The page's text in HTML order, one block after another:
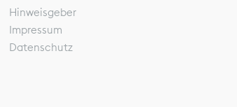
Hinweisgeber
Impressum
Datenschutz